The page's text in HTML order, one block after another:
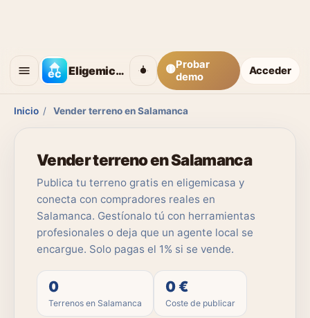
Eligemicasa 🟡Probar
demo
Acceder
Inicio / Vender terreno en Salamanca
Vender terreno en Salamanca
Publica tu terreno gratis en eligemicasa y
conecta con compradores reales en
Salamanca. Gestíonalo tú con herramientas
profesionales o deja que un agente local se
encargue. Solo pagas el 1% si se vende.
0
Terrenos en Salamanca
0 €
Coste de publicar